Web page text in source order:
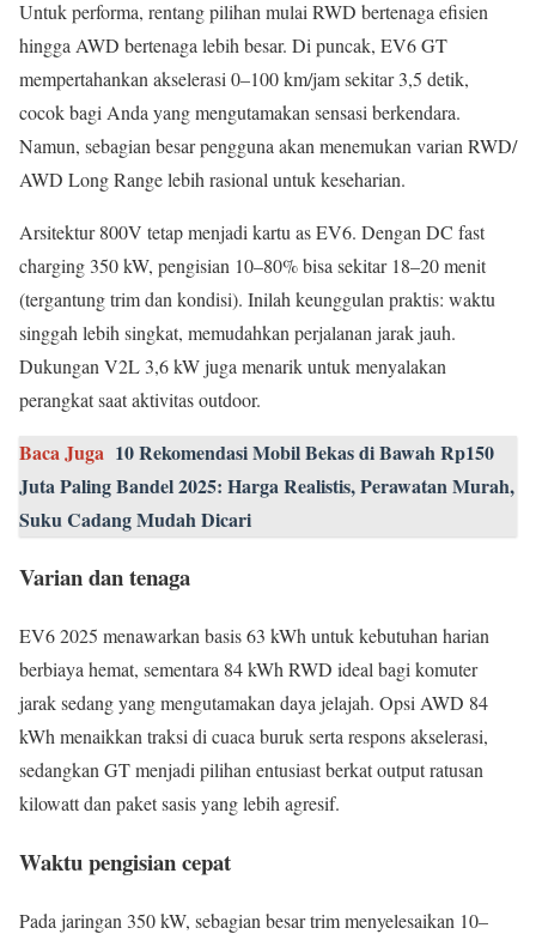
Untuk performa, rentang pilihan mulai RWD bertenaga efisien
hingga AWD bertenaga lebih besar. Di puncak, EV6 GT
mempertahankan akselerasi 0–100 km/jam sekitar 3,5 detik,
cocok bagi Anda yang mengutamakan sensasi berkendara.
Namun, sebagian besar pengguna akan menemukan varian RWD/
AWD Long Range lebih rasional untuk keseharian.
Arsitektur 800V tetap menjadi kartu as EV6. Dengan DC fast
charging 350 kW, pengisian 10–80% bisa sekitar 18–20 menit
(tergantung trim dan kondisi). Inilah keunggulan praktis: waktu
singgah lebih singkat, memudahkan perjalanan jarak jauh.
Dukungan V2L 3,6 kW juga menarik untuk menyalakan
perangkat saat aktivitas outdoor.
Baca Juga 10 Rekomendasi Mobil Bekas di Bawah Rp150
Juta Paling Bandel 2025: Harga Realistis, Perawatan Murah,
Suku Cadang Mudah Dicari
Varian dan tenaga
EV6 2025 menawarkan basis 63 kWh untuk kebutuhan harian
berbiaya hemat, sementara 84 kWh RWD ideal bagi komuter
jarak sedang yang mengutamakan daya jelajah. Opsi AWD 84
kWh menaikkan traksi di cuaca buruk serta respons akselerasi,
sedangkan GT menjadi pilihan entusiast berkat output ratusan
kilowatt dan paket sasis yang lebih agresif.
Waktu pengisian cepat
Pada jaringan 350 kW, sebagian besar trim menyelesaikan 10–